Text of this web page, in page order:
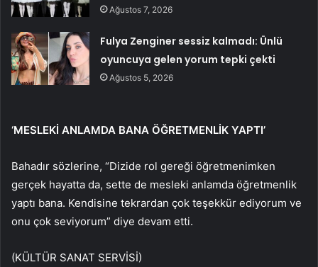
Ağustos 7, 2026
Fulya Zenginer sessiz kalmadı: Ünlü
oyuncuya gelen yorum tepki çekti
Ağustos 5, 2026
‘MESLEKİ ANLAMDA BANA ÖĞRETMENLİK YAPTI’
Bahadır sözlerine, “Dizide rol gereği öğretmenimken
gerçek hayatta da, sette de mesleki anlamda öğretmenlik
yaptı bana. Kendisine tekrardan çok teşekkür ediyorum ve
onu çok seviyorum” diye devam etti.
(KÜLTÜR SANAT SERVİSİ)